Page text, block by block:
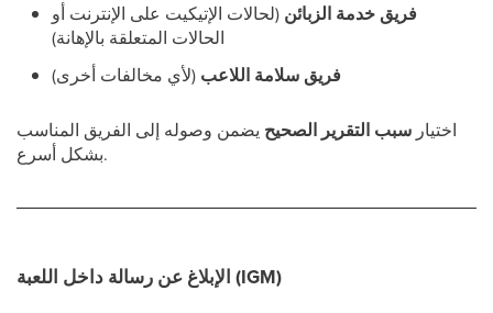
فريق خدمة الزبائن (لحالات الإتيكيت على الإنترنت أو
الحالات المتعلقة بالإهانة)
فريق سلامة اللاعب (لأي مخالفات أخرى)
اختيار سبب التقرير الصحيح يضمن وصوله إلى الفريق المناسب
بشكل أسرع.
الإبلاغ عن رسالة داخل اللعبة (IGM)